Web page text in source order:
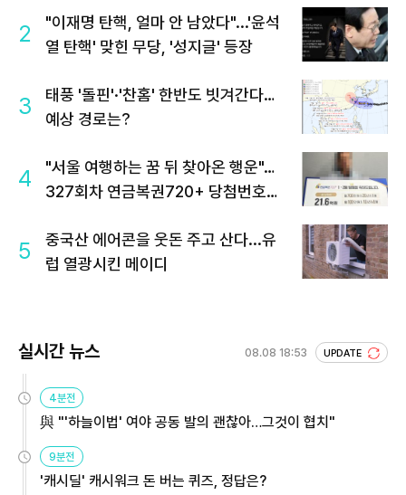
2
"이재명 탄핵, 얼마 안 남았다"...'윤석
열 탄핵' 맞힌 무당, '성지글' 등장
3
태풍 '돌핀'·'찬홈' 한반도 빗겨간다…
예상 경로는?
4
"서울 여행하는 꿈 뒤 찾아온 행운"…
327회차 연금복권720+ 당첨번호조
5
중국산 에어콘을 웃돈 주고 산다...유
럽 열광시킨 메이디
실시간 뉴스 08.08 18:53 UPDATE
4분전
與 "'하늘이법' 여야 공동 발의 괜찮아…그것이 협치"
9분전
'캐시딜' 캐시워크 돈 버는 퀴즈, 정답은?